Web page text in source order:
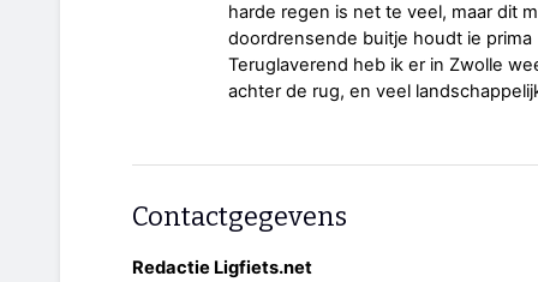
harde regen is net te veel, maar dit
doordrensende buitje houdt ie prima
Teruglaverend heb ik er in Zwolle
achter de rug, en veel
Contactgegevens
Redactie Ligfiets.net